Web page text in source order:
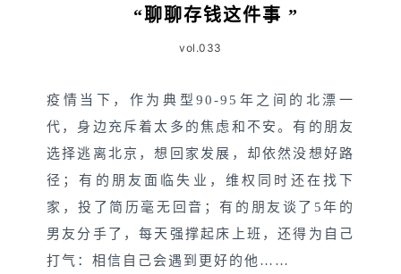
“聊聊存钱这件事 ”
vol.033
疫情当下，作为典型90-95年之间的北漂一
代，身边充斥着太多的焦虑和不安。有的朋友
选择逃离北京，想回家发展，却依然没想好路
径；有的朋友面临失业，维权同时还在找下
家，投了简历毫无回音；有的朋友谈了5年的
男友分手了，每天强撑起床上班，还得为自己
打气：相信自己会遇到更好的他……